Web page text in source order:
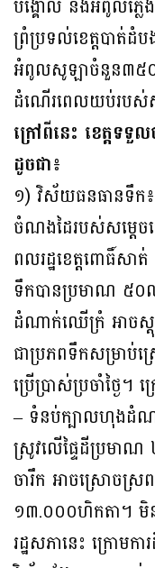
បង្គោល និងអំពូលភ្លើ
ព្រំប្រទល់ខេត្តបាត់
អំពូលសូឡាចំនួន៣៥០
ដំណើរពេលយប់រប
ក្រៅពីនេះ ខេត្តទ
ដូចជា៖
១) វិស័យធនធានទឹក៖
ចំណងដៃរបស់សម្តេ
ពលរដ្ឋខេត្តពោធិ៍ស
ទឹក​បាន​ប្រមាណ ៥០
ដំណាក់ឈើក្រំ អាចស្
ជាប្រភពទឹកសម្រាប់
ប្រើប្រាស់ប្រចាំថ្ងៃ។
– ទំនប់ក្បាលហុងដំ
ស្រូវលើផ្ទៃដីប្រម
ចារឹក អាចស្រោចស្រ
១៣.០០០ហិកតា។ មិ
រដ្ឋសភានេះ ក្រោម